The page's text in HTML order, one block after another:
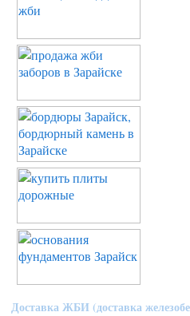
Доставка ЖБИ (доставка